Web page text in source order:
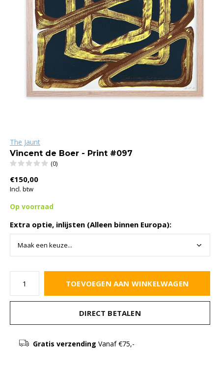
The Jaunt
Vincent de Boer - Print #097
(0)
€150,00
Incl. btw
Op voorraad
Extra optie, inlijsten (Alleen binnen Europa):
TOEVOEGEN AAN WINKELWAGEN
DIRECT BETALEN
Gratis verzending Vanaf €75,-